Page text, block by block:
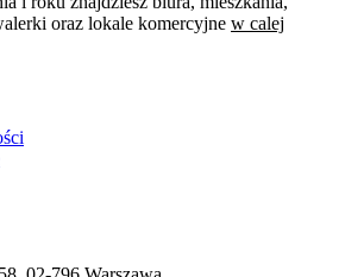
oraz lokale komercyjne w calej